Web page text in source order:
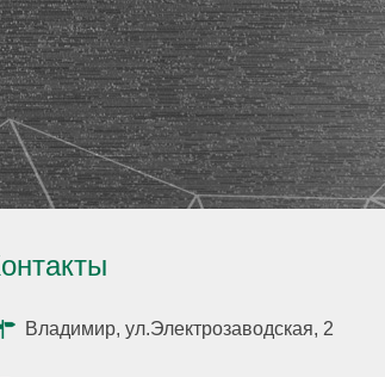
Владимир, ул.Электрозаводская, 2